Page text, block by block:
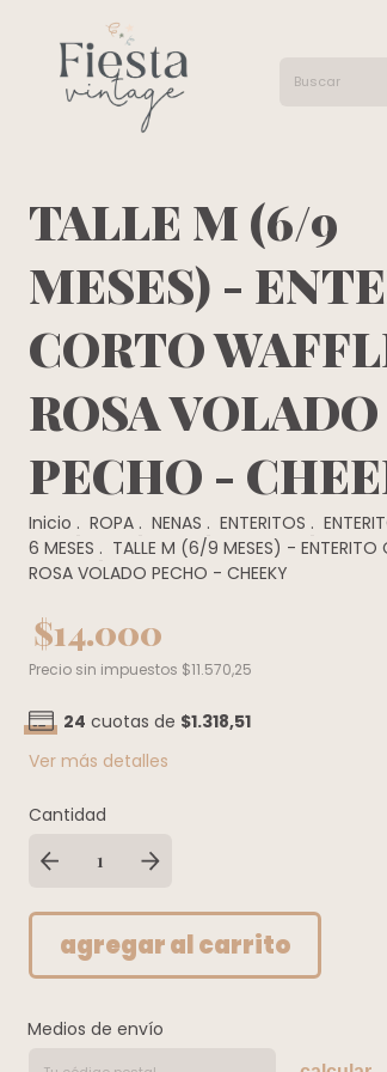
TALLE M (6/9
MESES) -
CORTO
ROSA VOLADO
PECHO -
Inicio . ROPA . NENAS . ENTERITOS .
6 MESES . TALLE M (6/9 MESES) - ENTERITO
ROSA VOLADO PECHO - CHEEKY
$14.000
Precio sin impuestos $11.570,25
24 cuotas de $1.318,51
Ver más detalles
Cantidad
Medios de envío